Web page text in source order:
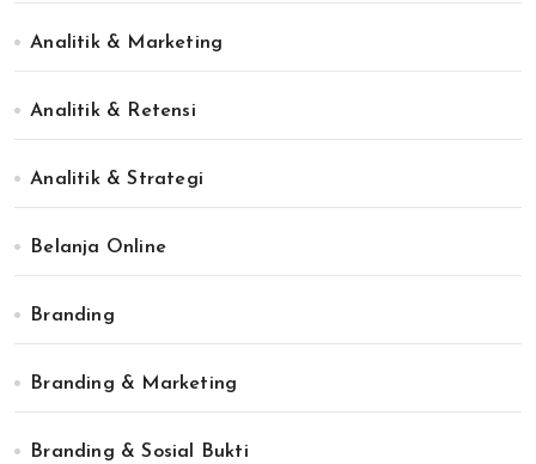
Analitik & Marketing
Analitik & Retensi
Analitik & Strategi
Belanja Online
Branding
Branding & Marketing
Branding & Sosial Bukti